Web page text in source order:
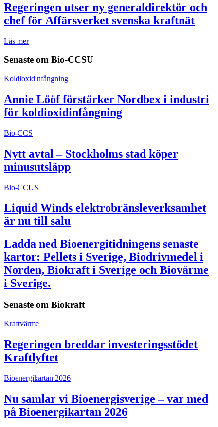
Regeringen utser ny generaldirektör och
chef för Affärsverket svenska kraftnät
Läs mer
Senaste om Bio-CCSU
Koldioxidinfångning
Annie Lööf förstärker Nordbex i industri
för koldioxidinfångning
Bio-CCS
Nytt avtal – Stockholms stad köper
minusutsläpp
Bio-CCUS
Liquid Winds elektrobränsleverksamhet
är nu till salu
Ladda ned Bioenergitidningens senaste
kartor: Pellets i Sverige, Biodrivmedel i
Norden, Biokraft i Sverige och Biovärme
i Sverige.
Senaste om Biokraft
Kraftvärme
Regeringen breddar investeringsstödet
Kraftlyftet
Bioenergikartan 2026
Nu samlar vi Bioenergisverige – var med
på Bioenergikartan 2026